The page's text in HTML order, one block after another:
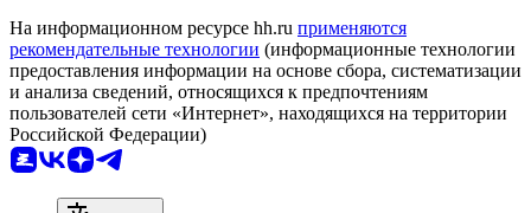
На информационном ресурсе hh.ru применяются
рекомендательные технологии (информационные технологии
предоставления информации на основе сбора, систематизации
и анализа сведений, относящихся к предпочтениям
пользователей сети «Интернет», находящихся на территории
Российской Федерации)